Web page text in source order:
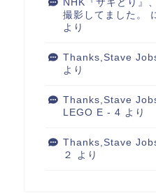
NHK『サキどり』
撮影してました。
より
Thanks,Stave
より
Thanks,Stave
LEGO E - 4 より
Thanks,Stave
２
より